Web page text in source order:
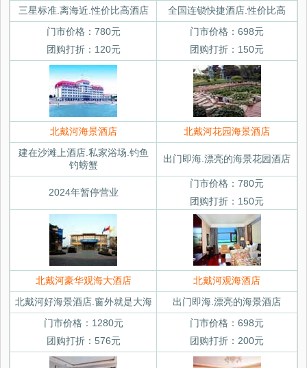
三星标准.离海近.性价比高酒店
全国连锁快捷酒店.性价比高
门市价格：780元
团购打折：120元
门市价格：698元
团购打折：150元
北戴河海景酒店
北戴河花园海景酒店
建在沙滩上酒店.私家浴场.钓鱼
钓螃蟹
出门即海.漂亮的海景花园酒店
2024年暂停营业
门市价格：780元
团购打折：150元
北戴河豪华观海大酒店
北戴河观海酒店
北戴河好海景酒店.窗外就是大海
出门即海.漂亮的海景酒店
门市价格：1280元
团购打折：576元
门市价格：698元
团购打折：200元